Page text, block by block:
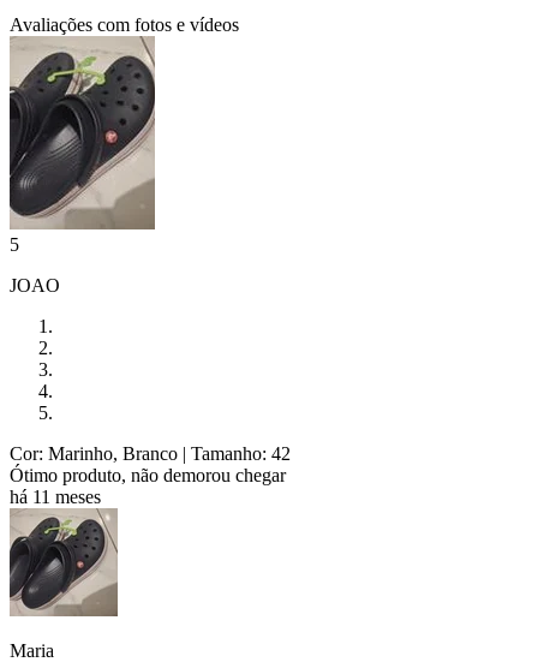
Avaliações com fotos e vídeos
5
JOAO
Cor: Marinho, Branco | Tamanho: 42
Ótimo produto, não demorou chegar
há 11 meses
Maria